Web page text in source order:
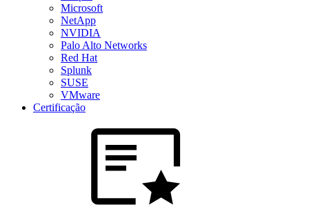
Microsoft
NetApp
NVIDIA
Palo Alto Networks
Red Hat
Splunk
SUSE
VMware
Certificação